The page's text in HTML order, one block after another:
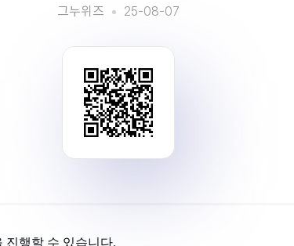
그누위즈 25-08-07
진행할 수 있습니다.